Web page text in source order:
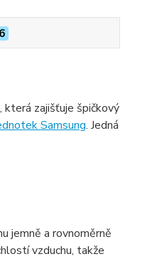
6
která zajišťuje špičkový
Samsung. Jedná
jemně a rovnoměrně
vzduchu, takže